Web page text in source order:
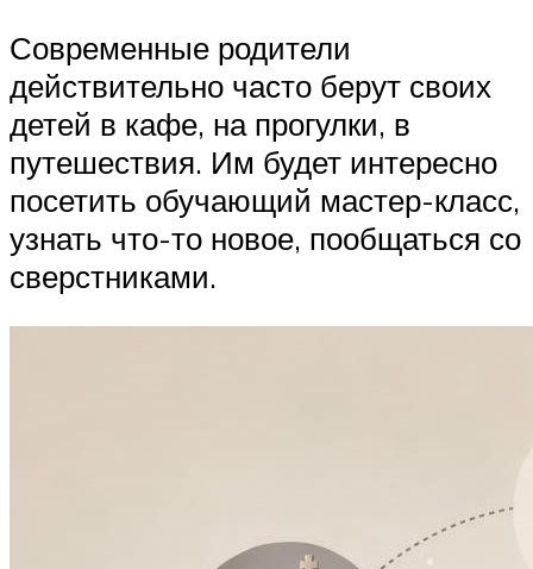
Современные родители
действительно часто берут своих
детей в кафе, на прогулки, в
путешествия. Им будет интересно
посетить обучающий мастер-класс,
узнать что-то новое, пообщаться со
сверстниками.